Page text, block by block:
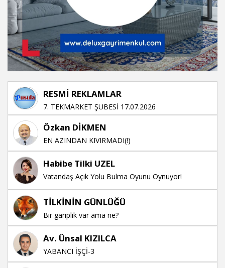
RESMİ REKLAMLAR
7. TEKMARKET ŞUBESİ 17.07.2026
Özkan DİKMEN
EN AZINDAN KIVIRMADI(!)
Habibe Tilki UZEL
Vatandaş Açık Yolu Bulma Oyunu Oynuyor!
TİLKİNİN GÜNLÜĞÜ
Bir gariplik var ama ne?
Av. Ünsal KIZILCA
YABANCI İŞÇİ-3